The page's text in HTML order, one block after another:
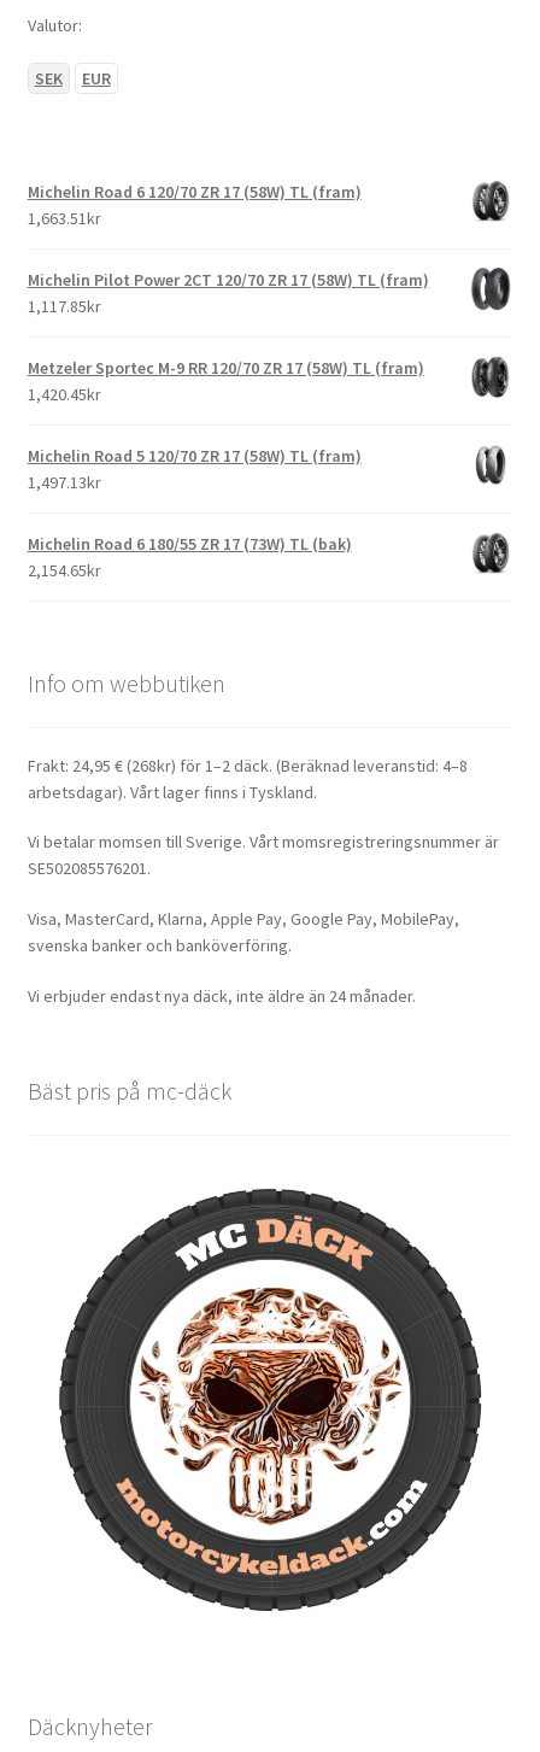
Valutor:
SEK EUR
Michelin Road 6 120/70 ZR 17 (58W) TL (fram)
1,663.51kr
Michelin Pilot Power 2CT 120/70 ZR 17 (58W) TL (fram)
1,117.85kr
Metzeler Sportec M-9 RR 120/70 ZR 17 (58W) TL (fram)
1,420.45kr
Michelin Road 5 120/70 ZR 17 (58W) TL (fram)
1,497.13kr
Michelin Road 6 180/55 ZR 17 (73W) TL (bak)
2,154.65kr
Info om webbutiken
Frakt: 24,95 € (268kr) för 1–2 däck. (Beräknad leveranstid: 4–8
arbetsdagar). Vårt lager finns i Tyskland.
Vi betalar momsen till Sverige. Vårt momsregistreringsnummer är
SE502085576201.
Visa, MasterCard, Klarna, Apple Pay, Google Pay, MobilePay,
svenska banker och banköverföring.
Vi erbjuder endast nya däck, inte äldre än 24 månader.
Bäst pris på mc-däck
Däcknyheter